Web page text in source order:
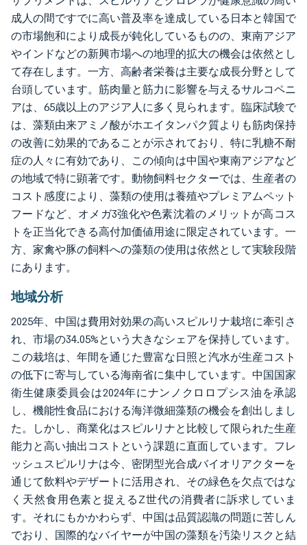
成人の間ですでに高い普及率を達成している日本と韓国で
の市場飽和により成長が鈍化しているものの、東南アジア
やインドなどの新興市場への地理的拡大の機会は依然とし
て存在します。一方、高齢者栄養は主要な成長分野として
台頭しています。筋肉量と筋力に影響を与えるサルコペニ
アは、65歳以上のアジア人に多く見られます。臨床試験で
は、藻類由来アミノ酸がホエイタンパク質よりも筋肉保持
の改善に効果的であることが示されており、特に乳糖不耐
症の人々に有効であり、この傾向は中国や東南アジアなど
の地域で特に顕著です。動物飼料セクターでは、生産者の
コスト感度により、藻類の使用は養殖やプレミアムペット
フードなど、オメガ3強化や色素沈着のメリットが高コス
トを正当化できる高付加価値用途に限定されています。一
方、家禽や豚の飼料への藻類の使用は依然として実験段階
にあります。
地域分析
2025年、中国は費用対効果の高いスピルリナ栽培に牽引さ
れ、市場の34.05%という大きなシェアを保持しています。
この栽培は、年間を通じた豊富な日照と汽水が生産コスト
の低下に寄与している海南省に集中しています。中国国家
衛生健康委員会は2024年にナンノクロロプシス油を承認
し、機能性食品における海洋微細藻類の機会を創出しまし
た。しかし、商業化はスピルリナと比較して限られた生産
能力と高い抽出コストという課題に直面しています。フレ
ッシュスピルリナは今、密閉型光合成バイオリアクターを
通じて飲料やデザートに活用され、その緑色を欠点ではな
く天然食用色素と捉えるZ世代の消費者に訴求していま
す。それにもかかわらず、中国は品質認識の問題に苦しん
でおり、国際的なバイヤーが中国の藻類を汚染リスクと結